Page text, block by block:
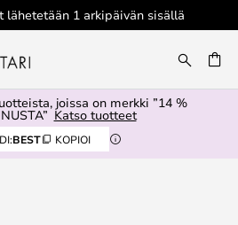
lähetetään 1 arkipäivän sisällä
joissa on merkki ”14 %
Katso tuotteet
BEST KOPIOI